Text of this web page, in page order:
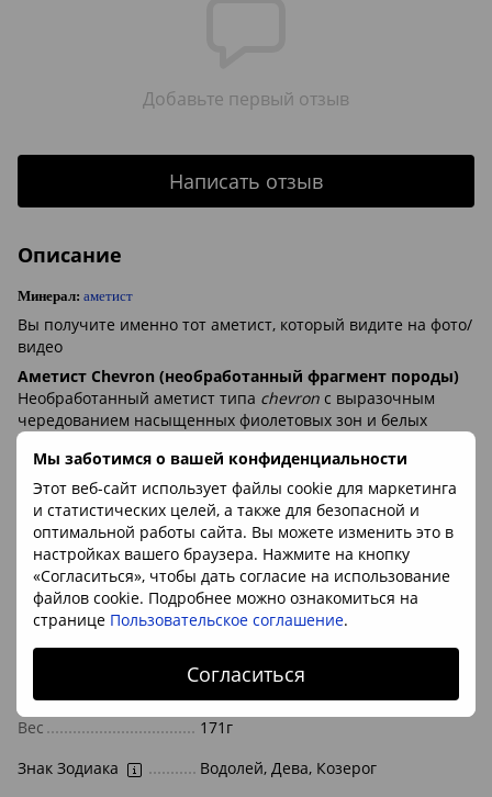
Мы заботимся о вашей конфиденциальности
Этот веб-сайт использует файлы cookie для маркетинга
и статистических целей, а также для безопасной и
оптимальной работы сайта. Вы можете изменить это в
настройках вашего браузера. Нажмите на кнопку
«Согласиться», чтобы дать согласие на использование
файлов cookie. Подробнее можно ознакомиться на
странице Пользовательское соглашение.
Согласиться
Добавьте первый отзыв
Написать отзыв
Описание
Минерал: аметист
Вы получите именно тот аметист, который видите на фото/
видео
Аметист Chevron (необработанный фрагмент породы)
Необработанный аметист типа chevron с выразочным
чередованием насыщенных фиолетовых зон и белых
кварцевых прослоек, сформированный поэтапной
кристаллизацией кварца с примесями железа; подходит
для коллекционеров, мастеров и как камень для
спокойствия и ясности в литотерапии.
Характеристики
Камень/минерал
аметист
Форма
фрагмент кристалла, породы/чипс
68*53*35мм
Вес
171г
Знак Зодиака
Водолей, Дева, Козерог